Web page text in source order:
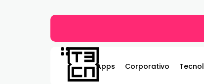
Apps Corporativo